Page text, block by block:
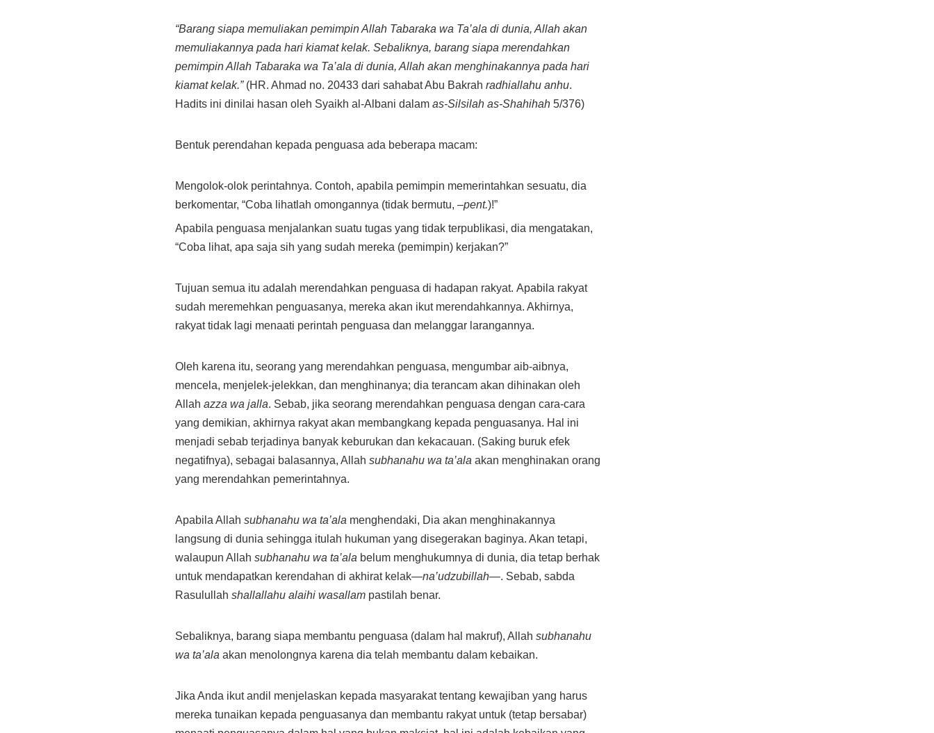
“Barang siapa memuliakan pemimpin Allah Tabaraka wa Ta’ala di dunia, Allah akan
memuliakannya pada hari kiamat kelak. Sebaliknya, barang siapa merendahkan
pemimpin Allah Tabaraka wa Ta’ala di dunia, Allah akan menghinakannya pada hari
kiamat kelak.” (HR. Ahmad no. 20433 dari sahabat Abu Bakrah radhiallahu anhu.
Hadits ini dinilai hasan oleh Syaikh al-Albani dalam as-Silsilah as-Shahihah 5/376)
Bentuk perendahan kepada penguasa ada beberapa macam:
Mengolok-olok perintahnya. Contoh, apabila pemimpin memerintahkan sesuatu, dia
berkomentar, “Coba lihatlah omongannya (tidak bermutu, –pent.)!”
Apabila penguasa menjalankan suatu tugas yang tidak terpublikasi, dia mengatakan,
“Coba lihat, apa saja sih yang sudah mereka (pemimpin) kerjakan?”
Tujuan semua itu adalah merendahkan penguasa di hadapan rakyat. Apabila rakyat
sudah meremehkan penguasanya, mereka akan ikut merendahkannya. Akhirnya,
rakyat tidak lagi menaati perintah penguasa dan melanggar larangannya.
Oleh karena itu, seorang yang merendahkan penguasa, mengumbar aib-aibnya,
mencela, menjelek-jelekkan, dan menghinanya; dia terancam akan dihinakan oleh
Allah azza wa jalla. Sebab, jika seorang merendahkan penguasa dengan cara-cara
yang demikian, akhirnya rakyat akan membangkang kepada penguasanya. Hal ini
menjadi sebab terjadinya banyak keburukan dan kekacauan. (Saking buruk efek
negatifnya), sebagai balasannya, Allah subhanahu wa ta’ala akan menghinakan orang
yang merendahkan pemerintahnya.
Apabila Allah subhanahu wa ta’ala menghendaki, Dia akan menghinakannya
langsung di dunia sehingga itulah hukuman yang disegerakan baginya. Akan tetapi,
walaupun Allah subhanahu wa ta’ala belum menghukumnya di dunia, dia tetap berhak
untuk mendapatkan kerendahan di akhirat kelak—na’udzubillah—. Sebab, sabda
Rasulullah shallallahu alaihi wasallam pastilah benar.
Sebaliknya, barang siapa membantu penguasa (dalam hal makruf), Allah subhanahu
wa ta’ala akan menolongnya karena dia telah membantu dalam kebaikan.
Jika Anda ikut andil menjelaskan kepada masyarakat tentang kewajiban yang harus
mereka tunaikan kepada penguasanya dan membantu rakyat untuk (tetap bersabar)